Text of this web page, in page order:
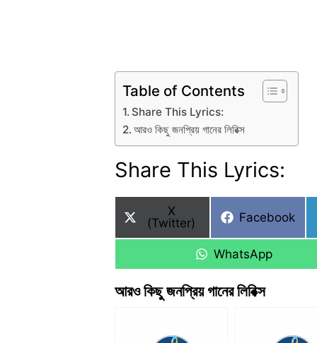
Table of Contents
Share This Lyrics:
আরও কিছু জনপ্রিয় গানের লিরিক্স
Share This Lyrics:
Share
on
X
(Twitter)
Share
Facebook
Share
WhatsApp
আরও কিছু জনপ্রিয় গানের লিরিক্স